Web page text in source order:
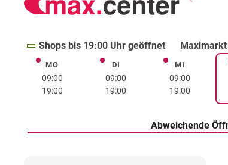
Shops bis 19:00 Uhr geöffnet
MOMontag
09:00
19:00
DIDienstag
09:00
19:00
MIMittwoch
09:00
19:00
Abweichende